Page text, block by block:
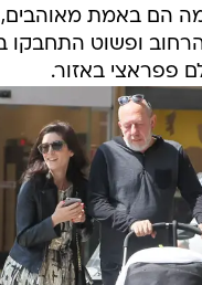
הם באמת מאוהבים,
ופשוט התחבקו
פפראצי באזור.